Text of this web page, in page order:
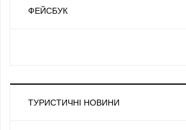
ФЕЙСБУК
ТУРИСТИЧНІ НОВИНИ